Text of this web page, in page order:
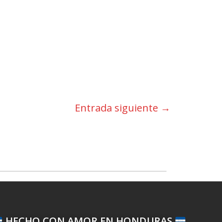
Entrada siguiente →